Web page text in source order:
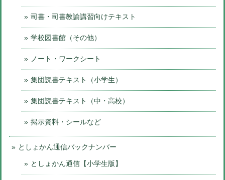
司書・司書教諭講習向けテキスト
学校図書館（その他）
ノート・ワークシート
集団読書テキスト（小学生）
集団読書テキスト（中・高校）
掲示資料・シールなど
としょかん通信バックナンバー
としょかん通信【小学生版】